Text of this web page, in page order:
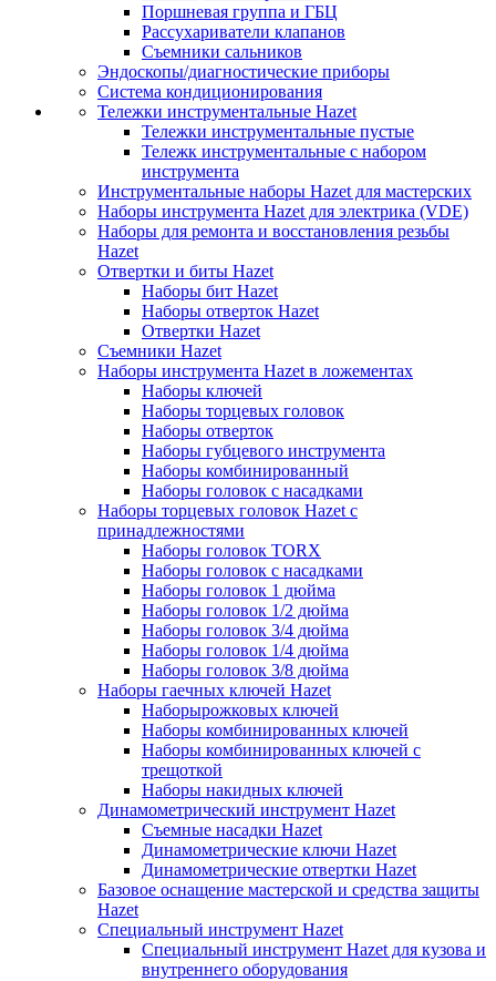
Поршневая группа и ГБЦ
Рассухариватели клапанов
Съемники сальников
Эндоскопы/диагностические приборы
Система кондиционирования
Тележки инструментальные Hazet
Тележки инструментальные пустые
Тележк инструментальные с набором
инструмента
Инструментальные наборы Hazet для мастерских
Наборы инструмента Hazet для электрика (VDE)
Наборы для ремонта и восстановления резьбы
Hazet
Отвертки и биты Hazet
Наборы бит Hazet
Наборы отверток Hazet
Отвертки Hazet
Съемники Hazet
Наборы инструмента Hazet в ложементах
Наборы ключей
Наборы торцевых головок
Наборы отверток
Наборы губцевого инструмента
Наборы комбинированный
Наборы головок с насадками
Наборы торцевых головок Hazet с
принадлежностями
Наборы головок TORX
Наборы головок с насадками
Наборы головок 1 дюйма
Наборы головок 1/2 дюйма
Наборы головок 3/4 дюйма
Наборы головок 1/4 дюйма
Наборы головок 3/8 дюйма
Наборы гаечных ключей Hazet
Наборырожковых ключей
Наборы комбинированных ключей
Наборы комбинированных ключей с
трещоткой
Наборы накидных ключей
Динамометрический инструмент Hazet
Съемные насадки Hazet
Динамометрические ключи Hazet
Динамометрические отвертки Hazet
Базовое оснащение мастерской и средства защиты
Hazet
Специальный инструмент Hazet
Специальный инструмент Hazet для кузова и
внутреннего оборудования